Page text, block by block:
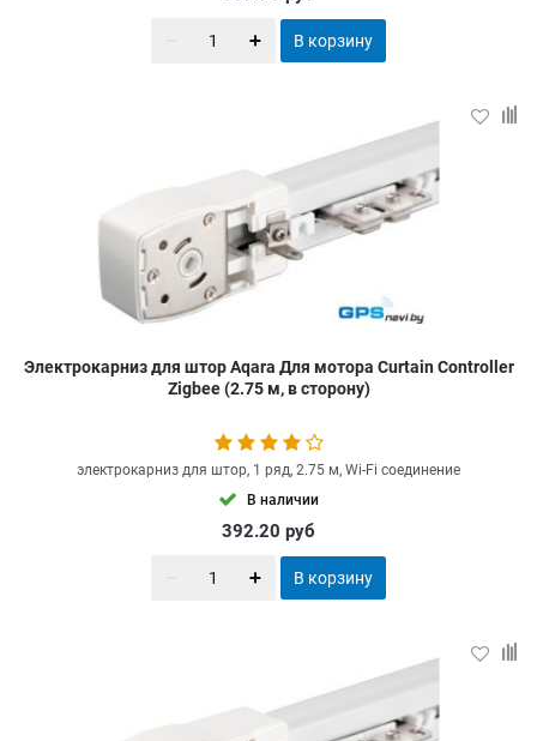
В корзину
Электрокарниз для штор Aqara Для мотора Curtain Controller
Zigbee (2.75 м, в сторону)
электрокарниз для штор, 1 ряд, 2.75 м, Wi-Fi соединение
В наличии
392.20 руб
В корзину